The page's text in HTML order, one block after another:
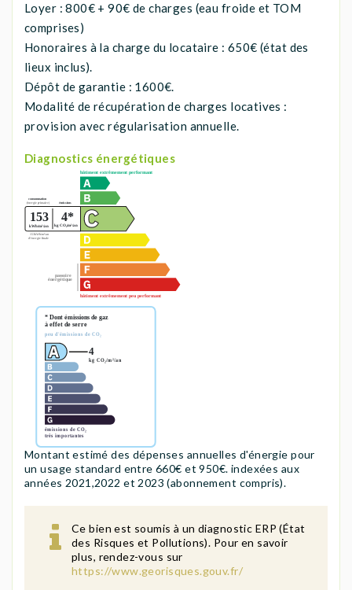
Loyer : 800€ + 90€ de charges (eau froide et TOM
comprises)
Honoraires à la charge du locataire : 650€ (état des
lieux inclus).
Dépôt de garantie : 1600€.
Modalité de récupération de charges locatives :
provision avec régularisation annuelle.
Diagnostics énergétiques
Montant estimé des dépenses annuelles d'énergie pour
un usage standard entre 660€ et 950€. indexées aux
années 2021,2022 et 2023 (abonnement compris).
Ce bien est soumis à un diagnostic ERP (État
des Risques et Pollutions). Pour en savoir
plus, rendez-vous sur
https://www.georisques.gouv.fr/